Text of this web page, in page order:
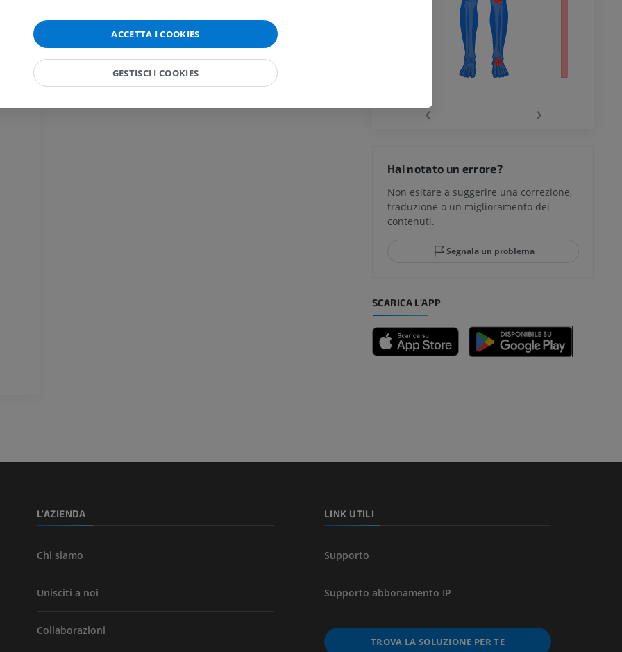
RM
RMN della mano
RM
RMN dell'anca
PREMIUM
RMN del ginocchio
‹ ›
Hai notato un errore?
Non esitare a suggerire una correzione,
traduzione o un miglioramento dei
contenuti.
Segnala un problema
SCARICA L'APP
L'AZIENDA
Chi siamo
Unisciti a noi
Collaborazioni
LINK UTILI
Supporto
Supporto abbonamento IP
TROVA LA SOLUZIONE PER TE
ACCETTA I COOKIES
GESTISCI I COOKIES